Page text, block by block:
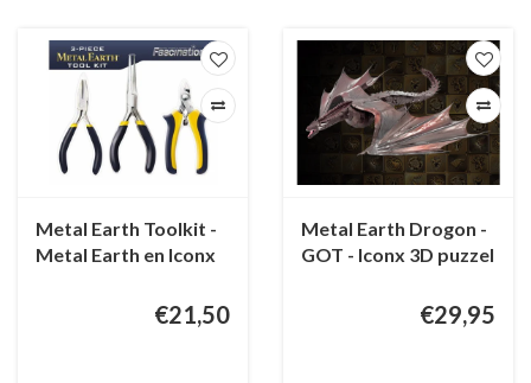
Metal Earth Toolkit -
Metal Earth en Iconx
€21,50
Metal Earth Drogon -
GOT - Iconx 3D puzzel
€29,95